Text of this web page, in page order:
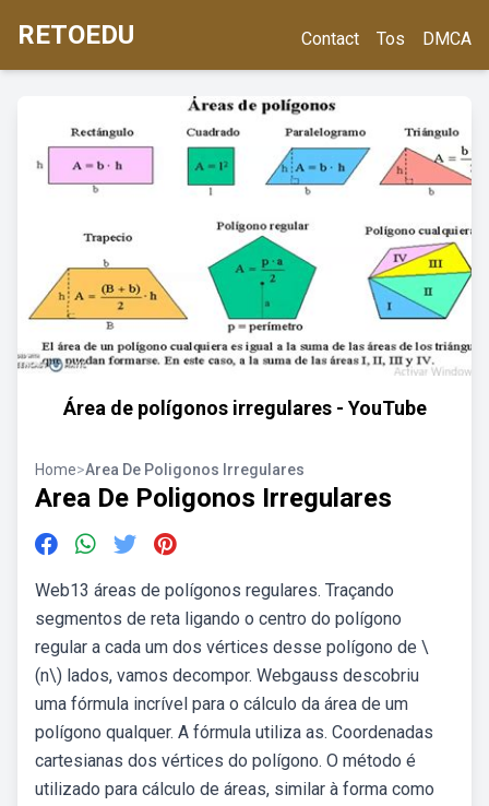
RETOEDU Contact Tos DMCA
Área de polígonos irregulares - YouTube
Home>Area De Poligonos Irregulares
Area De Poligonos Irregulares
Web13 áreas de polígonos regulares. Traçando
segmentos de reta ligando o centro do polígono
regular a cada um dos vértices desse polígono de \
(n\) lados, vamos decompor. Webgauss descobriu
uma fórmula incrível para o cálculo da área de um
polígono qualquer. A fórmula utiliza as. Coordenadas
cartesianas dos vértices do polígono. O método é
utilizado para cálculo de áreas, similar à forma como